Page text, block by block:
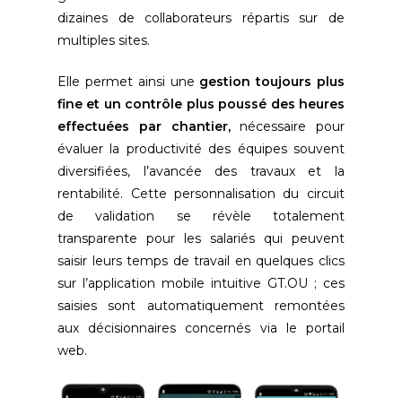
dizaines de collaborateurs répartis sur de
multiples sites.
Elle permet ainsi une gestion toujours plus
fine et un contrôle plus poussé des heures
effectuées par chantier,nécessaire pour
évaluer la productivité des équipes souvent
diversifiées, l’avancée des travaux et la
rentabilité. Cette personnalisation du circuit
de validation se révèle totalement
transparente pour les salariés qui peuvent
saisir leurs temps de travail en quelques clics
sur l’application mobile intuitive GT.OU ; ces
saisies sont automatiquement remontées
aux décisionnaires concernés via le portail
web.